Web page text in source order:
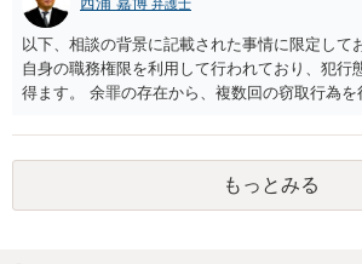
弁護士
以下、相談の背景に記載された事情に限定して
自身の職務権限を利用して行われており、犯行
得ます。 余罪の存在から、複数回の窃取行為
ると思われます。 他方、余罪を含めた全額を
害者の経済的損害の回復として有利に斟酌され
を有しないことも、規範意識が鈍磨しきってい
利な点です。 その他、家族の監督等の情状証
もっとみる